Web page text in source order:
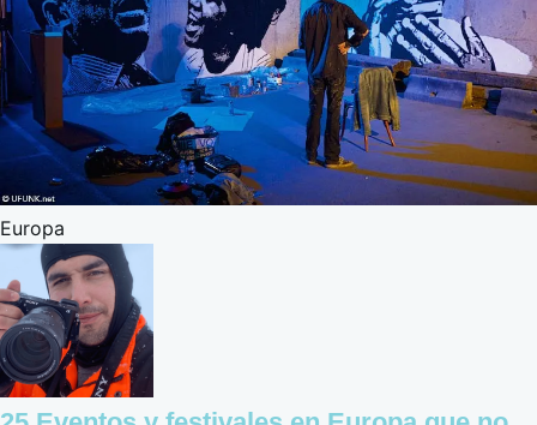
Europa